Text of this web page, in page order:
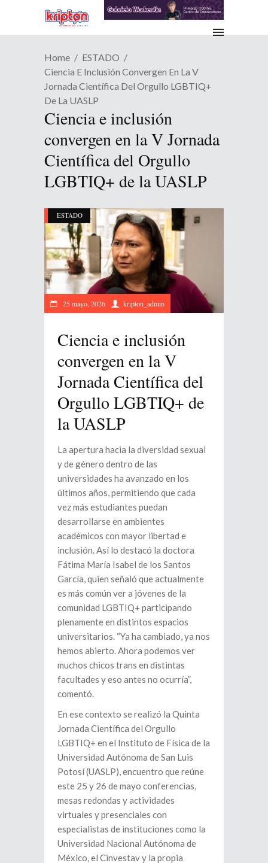
Home
ESTADO
Ciencia E Inclusión Convergen En La V
Jornada Científica Del Orgullo LGBTIQ+
De La UASLP
Ciencia e inclusión
convergen en la V Jornada
Científica del Orgullo
LGBTIQ+ de la UASLP
ESTADO
25 mayo, 2026 kripton_admin
Ciencia e inclusión
convergen en la V
Jornada Científica del
Orgullo LGBTIQ+ de
la UASLP
La apertura hacia la diversidad sexual
y de género dentro de las
universidades ha avanzado en los
últimos años, permitiendo que cada
vez más estudiantes puedan
desarrollarse en ambientes
académicos con mayor libertad e
inclusión. Así lo destacó la doctora
Fátima María Isabel de los Santos
García, quien señaló que actualmente
es más común ver a jóvenes de la
comunidad LGBTIQ+ participando
plenamente en distintos espacios
universitarios. “Ya ha cambiado, ya nos
hemos abierto. Ahora podemos ver
muchos chicos trans en distintas
facultades y eso antes no ocurría”,
comentó.
En ese contexto se realizó la Quinta
Jornada Científica del Orgullo
LGBTIQ+ en el Instituto de Física de la
Universidad Autónoma de San Luis
Potosí (UASLP), encuentro que reúne
este 25 y 26 de mayo conferencias,
mesas redondas y actividades
virtuales y presenciales con
especialistas de instituciones como la
Universidad Nacional Autónoma de
México, el Cinvestav y la propia